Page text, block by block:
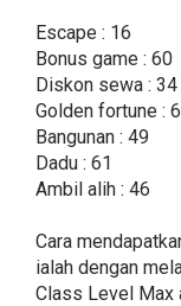
Escape : 16
Bonus game : 60
Diskon sewa : 34
Golden fortune :
Bangunan : 49
Dadu : 61
Ambil alih : 46
Cara
ialah dengan
Class Level Max